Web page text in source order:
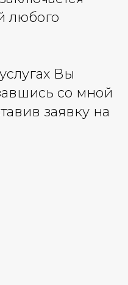
любого
Вы
со мной
заявку на